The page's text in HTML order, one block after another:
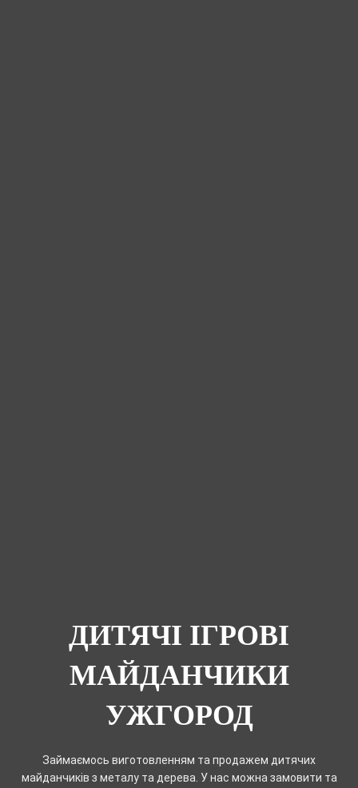
ДИТЯЧІ ІГРОВІ
МАЙДАНЧИКИ
УЖГОРОД
Займаємось виготовленням та продажем дитячих
майданчиків з металу та дерева. У нас можна замовити та